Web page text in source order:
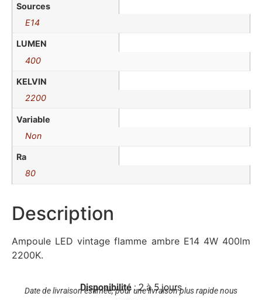
Sources
E14
LUMEN
400
KELVIN
2200
Variable
Non
Ra
80
Description
Ampoule LED vintage flamme ambre E14 4W 400lm
2200K.
Disponibilité : 2 à 5 jours
Date de livraison estimée, pour une livraison plus rapide nous